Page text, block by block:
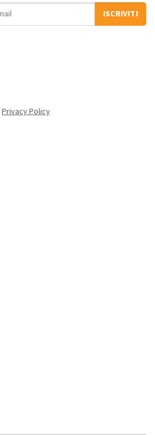
ISCRIVITI
Privacy Policy